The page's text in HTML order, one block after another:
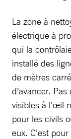
La zone à
électrique à
qui la
installé des
de mètres
d’avancer.
visibles à l’œil
pour les civils
eux. C’est